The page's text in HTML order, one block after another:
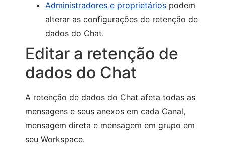
Administradores e proprietários podem
alterar as configurações de retenção de
dados do Chat.
Editar a retenção de
dados do Chat
A retenção de dados do Chat afeta todas as
mensagens e seus anexos em cada Canal,
mensagem direta e mensagem em grupo em
seu Workspace.